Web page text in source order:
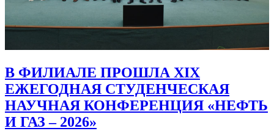
В ФИЛИАЛЕ ПРОШЛА XIX
ЕЖЕГОДНАЯ СТУДЕНЧЕСКАЯ
НАУЧНАЯ КОНФЕРЕНЦИЯ «НЕФТЬ
И ГАЗ – 2026»